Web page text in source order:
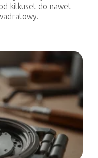
kilkuset do nawet